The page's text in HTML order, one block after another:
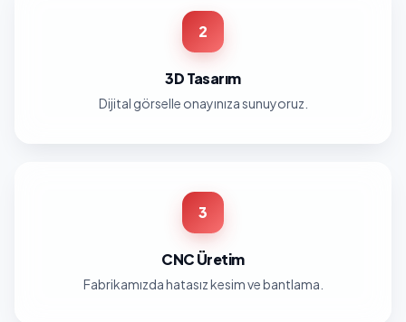
2
3D Tasarım
Dijital görselle onayınıza sunuyoruz.
3
CNC Üretim
Fabrikamızda hatasız kesim ve bantlama.